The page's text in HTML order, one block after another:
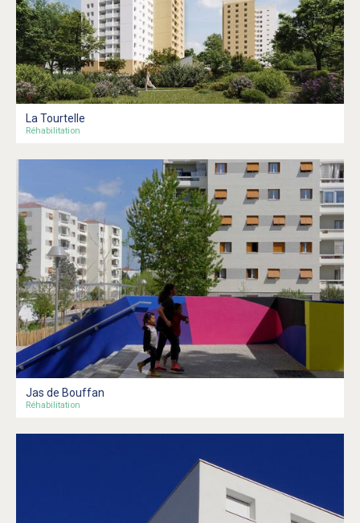
La Tourtelle
Réhabilitation
Jas de Bouffan
Réhabilitation